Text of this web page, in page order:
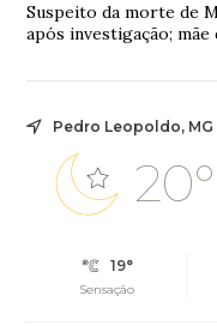
Suspeito da morte de
após investigação;
Pedro Leopoldo, MG
20°
19°
Sensação